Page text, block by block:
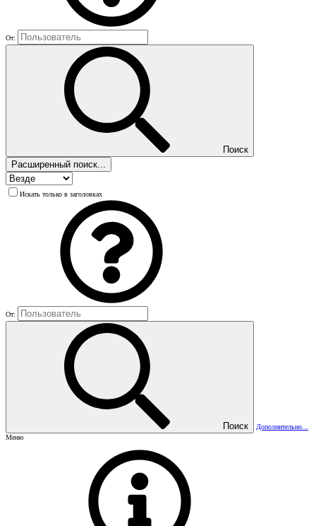
От:
Поиск
Расширенный поиск...
Искать только в заголовках
От:
Поиск
Дополнительно...
Меню